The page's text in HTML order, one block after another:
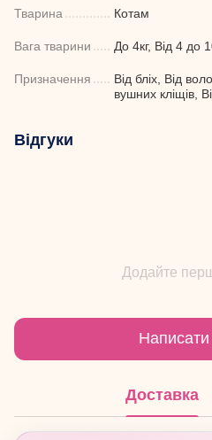
Тварина Котам
Вага тварини До 4кг, Від 4 до
Призначення
Від бліх, Від
вушних кліщів,
Відгуки
Додайте
Написати
Доставка